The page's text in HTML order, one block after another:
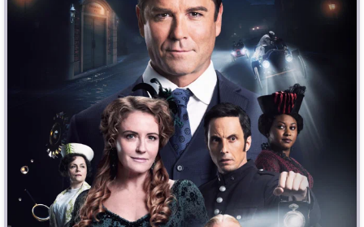
Основанное нареальных
Параллельные миры
Гоблина Перевод Кубик в Кубе
Кураж-Бамбей Пеплум
Подростковая жестокость Постапокалипсис
Призраки Про акул
Про апокалипсис Про богатых
Про богов Про вампиров
Про ведьм Про викингов